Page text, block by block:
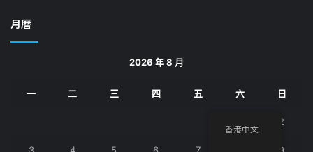
月曆
2026 年 8 月
一 二 三 四 五 六 日
2
3 4 5 6 7 9
香港中文